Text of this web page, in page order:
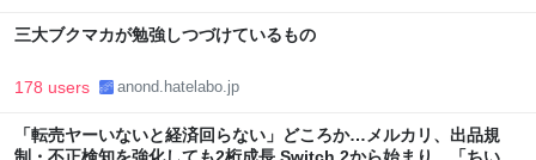
三大ブクマカが勉強しつづけているもの
178 users anond.hatelabo.jp
「転売ヤーいないと経済回らない」どころか…メルカリ、出品規